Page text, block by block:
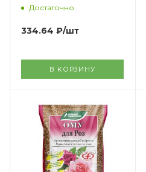
Достаточно
334.64 ₽/шт
В КОРЗИНУ